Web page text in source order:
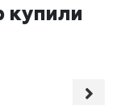
купили